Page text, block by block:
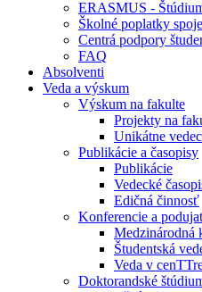
ERASMUS -
Školné poplatky
Centrá podpory
FAQ
Absolventi
Veda a výskum
Výskum na fakulte
Projekty na
Unikátne
Publikácie a časopisy
Publikácie
Vedecké
Edičná činnosť
Konferencie a
Medzinárodná
Študentská
Veda v
Doktorandské